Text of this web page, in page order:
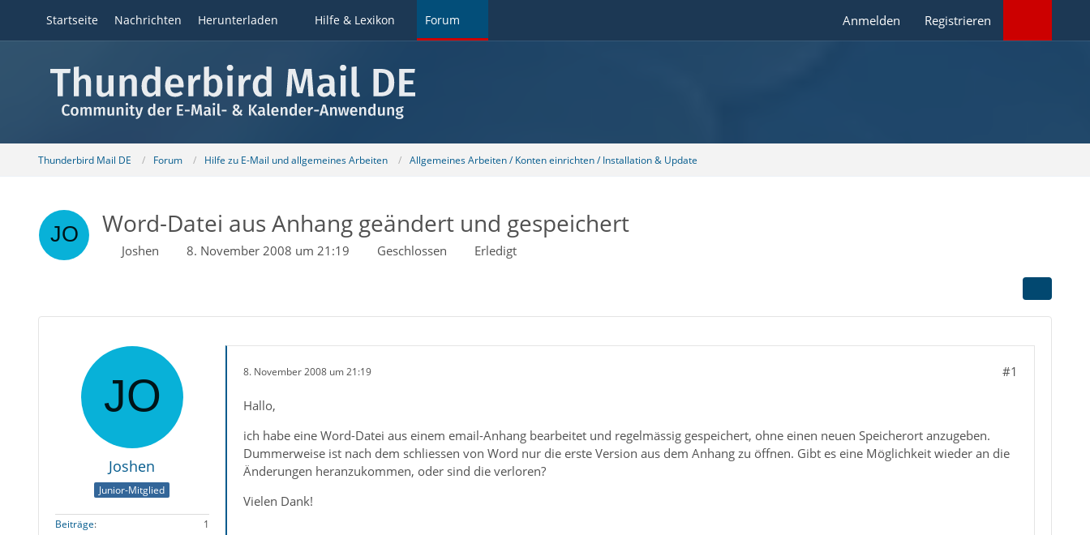
Startseite Nachrichten Herunterladen Hilfe & Lexikon Forum Anmelden Registrieren
Thunderbird Mail DE Forum Hilfe zu E-Mail und allgemeines Arbeiten Allgemeines Arbeiten / Konten einrichten / Installation & Update
Word-Datei aus Anhang geändert und gespeichert
Joshen 8. November 2008 um 21:19 Geschlossen Erledigt
Joshen
Junior-Mitglied
Beiträge
1
8. November 2008 um 21:19 #1
Hallo,
ich habe eine Word-Datei aus einem email-Anhang bearbeitet und regelmässig gespeichert, ohne einen neuen Speicherort anzugeben.
Dummerweise ist nach dem schliessen von Word nur die erste Version aus dem Anhang zu öffnen. Gibt es eine Möglichkeit wieder an die
Änderungen heranzukommen, oder sind die verloren?
Vielen Dank!